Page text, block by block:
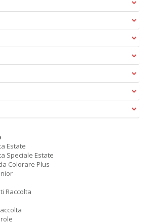
Estate
Speciale Estate
Colorare Plus
Raccolta